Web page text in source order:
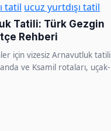
tatil ucuz yurtdışı tatil
Tatili: Türk Gezgin
Rehberi
için vizesiz Arnavutluk tatili
ve Ksamil rotaları, uçak-